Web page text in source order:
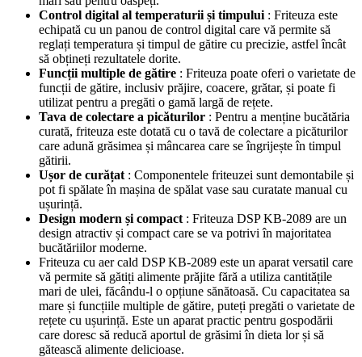
Control digital al temperaturii și timpului : Friteuza este
echipată cu un panou de control digital care vă permite să
reglați temperatura și timpul de gătire cu precizie, astfel încât
să obțineți rezultatele dorite.
Funcții multiple de gătire : Friteuza poate oferi o varietate de
funcții de gătire, inclusiv prăjire, coacere, grătar, și poate fi
utilizat pentru a pregăti o gamă largă de rețete.
Tava de colectare a picăturilor : Pentru a menține bucătăria
curată, friteuza este dotată cu o tavă de colectare a picăturilor
care adună grăsimea și mâncarea care se îngrijește în timpul
gătirii.
Ușor de curățat : Componentele friteuzei sunt demontabile și
pot fi spălate în mașina de spălat vase sau curatate manual cu
ușurință.
Design modern și compact : Friteuza DSP KB-2089 are un
design atractiv și compact care se va potrivi în majoritatea
bucătăriilor moderne.
Friteuza cu aer cald DSP KB-2089 este un aparat versatil care
vă permite să gătiți alimente prăjite fără a utiliza cantitățile
mari de ulei, făcându-l o opțiune sănătoasă. Cu capacitatea sa
mare și funcțiile multiple de gătire, puteți pregăti o varietate de
rețete cu ușurință. Este un aparat practic pentru gospodării
care doresc să reducă aportul de grăsimi în dieta lor și să
gătească alimente delicioase.